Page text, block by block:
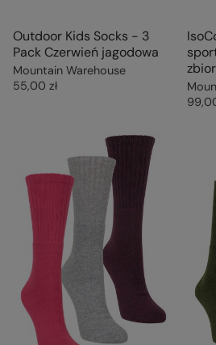
Outdoor Kids Socks - 3
Pack Czerwień jagodowa
Mountain Warehouse
55,00 zł